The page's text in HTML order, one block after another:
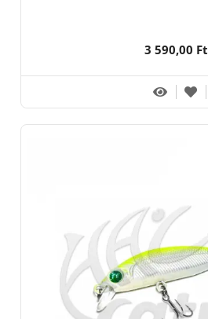
3 590,00 Ft